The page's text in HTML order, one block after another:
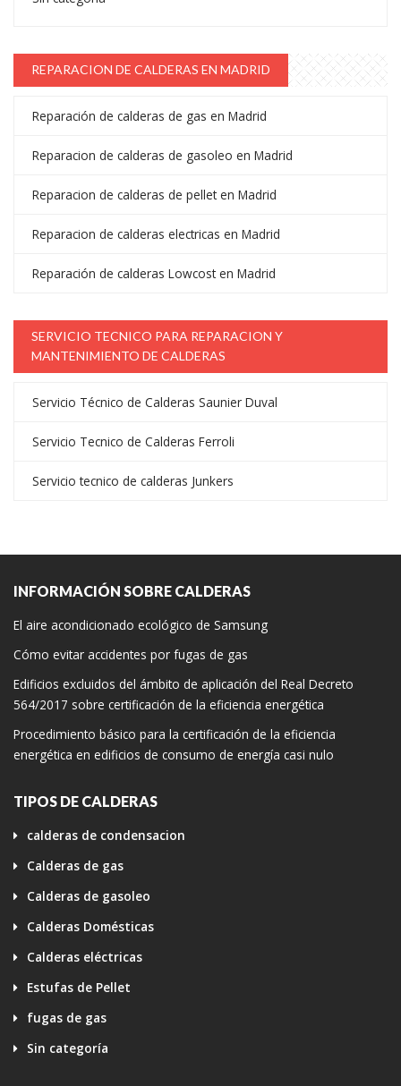
REPARACION DE CALDERAS EN MADRID
Reparación de calderas de gas en Madrid
Reparacion de calderas de gasoleo en Madrid
Reparacion de calderas de pellet en Madrid
Reparacion de calderas electricas en Madrid
Reparación de calderas Lowcost en Madrid
SERVICIO TECNICO PARA REPARACION Y
MANTENIMIENTO DE CALDERAS
Servicio Técnico de Calderas Saunier Duval
Servicio Tecnico de Calderas Ferroli
Servicio tecnico de calderas Junkers
INFORMACIÓN SOBRE CALDERAS
El aire acondicionado ecológico de Samsung
Cómo evitar accidentes por fugas de gas
Edificios excluidos del ámbito de aplicación del Real Decreto
564/2017 sobre certificación de la eficiencia energética
Procedimiento básico para la certificación de la eficiencia
energética en edificios de consumo de energía casi nulo
TIPOS DE CALDERAS
calderas de condensacion
Calderas de gas
Calderas de gasoleo
Calderas Domésticas
Calderas eléctricas
Estufas de Pellet
fugas de gas
Sin categoría